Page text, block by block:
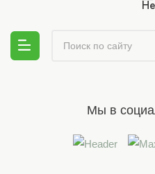
Мы в